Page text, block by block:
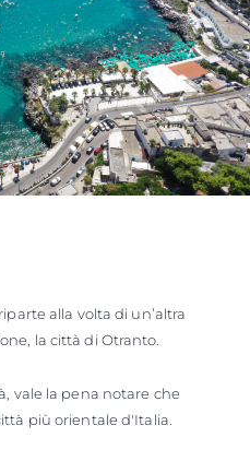
alla volta di un’altra
la città di Otranto.
vale la pena notare che
più orientale d'Italia.